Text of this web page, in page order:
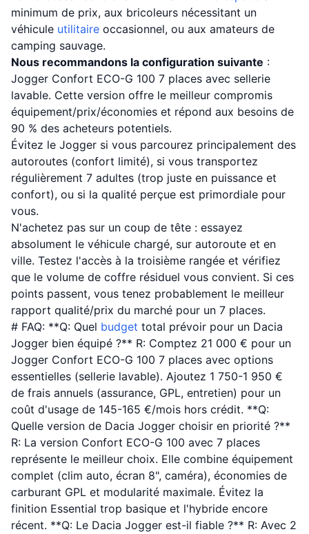
minimum de prix, aux bricoleurs nécessitant un
véhicule utilitaire occasionnel, ou aux amateurs de
camping sauvage.
Nous recommandons la configuration suivante :
Jogger Confort ECO-G 100 7 places avec sellerie
lavable. Cette version offre le meilleur compromis
équipement/prix/économies et répond aux besoins de
90 % des acheteurs potentiels.
Évitez le Jogger si vous parcourez principalement des
autoroutes (confort limité), si vous transportez
régulièrement 7 adultes (trop juste en puissance et
confort), ou si la qualité perçue est primordiale pour
vous.
N'achetez pas sur un coup de tête : essayez
absolument le véhicule chargé, sur autoroute et en
ville. Testez l'accès à la troisième rangée et vérifiez
que le volume de coffre résiduel vous convient. Si ces
points passent, vous tenez probablement le meilleur
rapport qualité/prix du marché pour un 7 places.
# FAQ: **Q: Quel budget total prévoir pour un Dacia
Jogger bien équipé ?** R: Comptez 21 000 € pour un
Jogger Confort ECO-G 100 7 places avec options
essentielles (sellerie lavable). Ajoutez 1 750-1 950 €
de frais annuels (assurance, GPL, entretien) pour un
coût d'usage de 145-165 €/mois hors crédit. **Q:
Quelle version de Dacia Jogger choisir en priorité ?**
R: La version Confort ECO-G 100 avec 7 places
représente le meilleur choix. Elle combine équipement
complet (clim auto, écran 8", caméra), économies de
carburant GPL et modularité maximale. Évitez la
finition Essential trop basique et l'hybride encore
récent. **Q: Le Dacia Jogger est-il fiable ?** R: Avec 2